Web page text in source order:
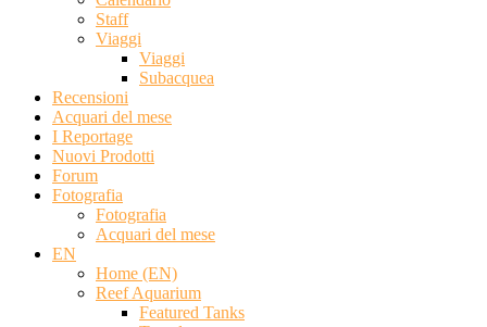
Staff
Viaggi
Viaggi
Subacquea
Recensioni
Acquari del mese
I Reportage
Nuovi Prodotti
Forum
Fotografia
Fotografia
Acquari del mese
EN
Home (EN)
Reef Aquarium
Featured Tanks